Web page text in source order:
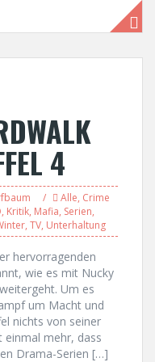
4
Alle, Crime
, Kritik, Mafia, Serien,
, TV, Unterhaltung
hervorragenden
wie es mit Nucky
Um es
um Macht und
nichts von seiner
einmal mehr, dass
Drama-Serien […]